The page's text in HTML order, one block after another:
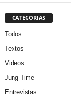
CATEGORIAS
Todos
Textos
Videos
Jung Time
Entrevistas